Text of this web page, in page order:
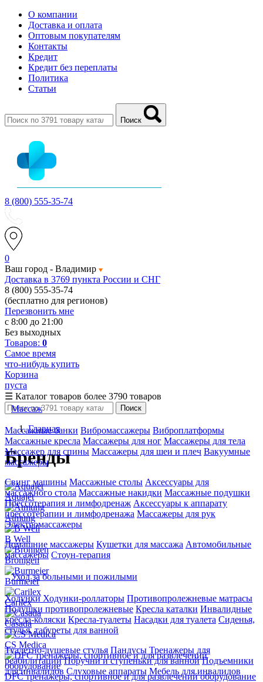
О компании
Доставка и оплата
Оптовым покупателям
Контакты
Кредит
Кредит без переплаты
Политика
Статьи
Поиск
8 (800) 555-35-74
0
Ваш город - Владимир
Доставка в 3769 пункта России и СНГ
8 (800) 555-35-74
(бесплатно для регионов)
Перезвонить мне
с 8:00 до 21:00
Без выходных
Товаров: 0
Самое время
что-нибудь купить
Корзина
пуста
☰ Каталог товаров более 3790 товаров
Массаж
Массажные банки Вибромассажеры Виброплатформы
Массажные кресла Массажеры для ног Массажеры для тела
Массажер для спины Массажеры для шеи и плеч Вакуумные
массажеры
Свинг машины Массажные столы Аксессуары для
массажного стола Массажные накидки Массажные подушки
Прессотерапия и лимфодренаж Аксессуары к аппарату
прессотерапии и лимфодренажа Массажеры для рук
Электромассажеры
Домашние массажеры Кушетки для массажа Автомобильные
массажеры Стоун-терапия
Уход за больными и пожилыми
Ходунки Ходунки-роллаторы Противопролежневые матрасы
Подушки противопролежневые Кресла каталки Инвалидные
кресла-коляски Кресла-туалеты Насадки для туалета Сиденья,
стулья, табуреты для ванной
Туалетно-душевые стулья Пандусы Тренажеры для
реабилитации Поручни и ступеньки для ванной Подъемники
для инвалидов Слуховые аппараты Мебель для инвалидов
Поиск
Главная
Бренды
Aquajet
Atmung
B Well
Bronigen
Burmeier
Carilex
Casada
CS Medica
DFC тренажеры, спортивное и для развлечений оборудование